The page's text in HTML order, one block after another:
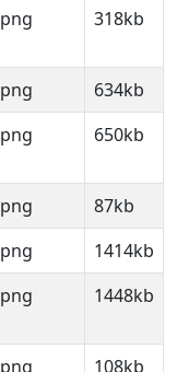
png 318kb
png
634kb
png 650kb
png
87kb
png
1414kb
png 1448kb
png 108kb